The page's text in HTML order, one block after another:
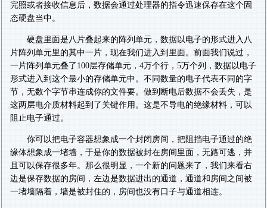
完照或者接收信息后，数据会通过处理器的指令迅速保存在这个固
态硬盘当中。
硬盘里面是八片叠起来的阵列单元，数据以电子的形式进入八
片阵列单元里的其中一片，现在我们进入到里面。前面我们说过，
一片阵列单元叠了100层存储单元，4万个行，5万个列，数据以电子
形式进入到这个最小的存储单元中。不同数量的电子代表不同的字
节，无数个字节串连成你的文件要。做到断电后数据不会丢失，是
这两层电介质材料起到了关键作用。这是不导电的绝缘材料，可以
阻止电子通过。
你可以把电子容器想象成一个封闭房间，把阻挡电子通过的绝
缘体想象成一堵墙，于是你的数据被封在房间里面，无路可逃，并
且可以保存很多年。那么很明显，一个新的问题来了，我们来看右
边是保存数据的房间，左边是数据进出的通道，通道和房间之间被
一堵墙隔着，墙是被封住的，房间也没有口子与通道相连。